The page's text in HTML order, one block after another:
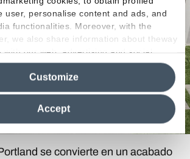
user, personalise content and ads, and
functionalities. Moreover, with the
we also share information about theway
with our web, advertising and social
who may combine itwith other
possession. By closing this banner,
it will be possible tocontinue browsing
only technical cookies. For more
Cookie Policy
Accept
Customize
se convierte en un acabado